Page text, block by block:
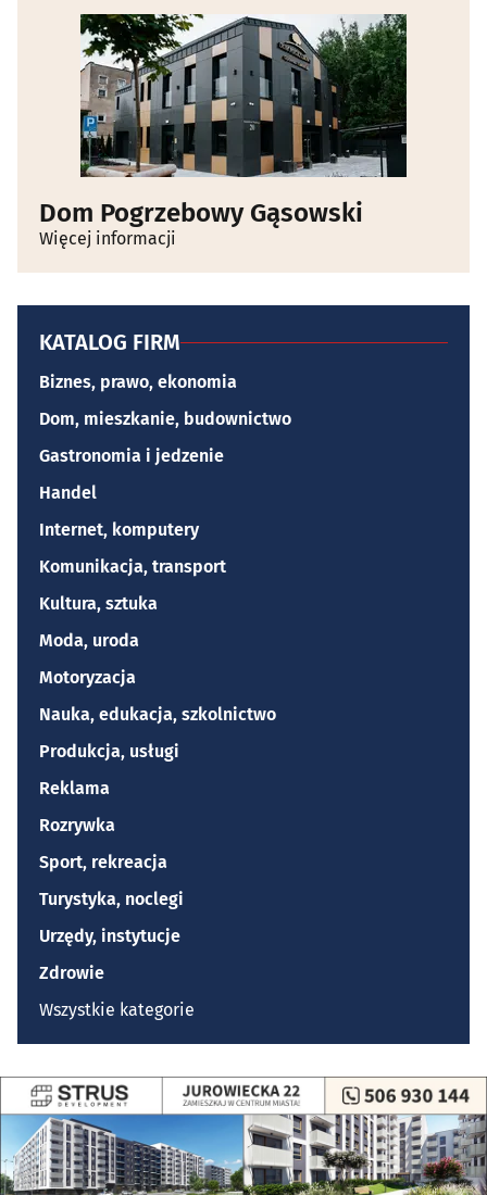
Dom Pogrzebowy Gąsowski
Więcej informacji
KATALOG FIRM
Biznes, prawo, ekonomia
Dom, mieszkanie, budownictwo
Gastronomia i jedzenie
Handel
Internet, komputery
Komunikacja, transport
Kultura, sztuka
Moda, uroda
Motoryzacja
Nauka, edukacja, szkolnictwo
Produkcja, usługi
Reklama
Rozrywka
Sport, rekreacja
Turystyka, noclegi
Urzędy, instytucje
Zdrowie
Wszystkie kategorie